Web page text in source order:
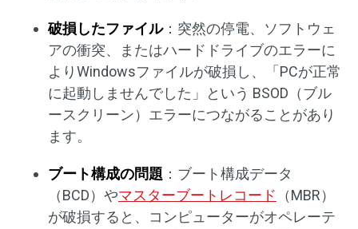
破損したファイル：突然の停電、ソフトウェ
アの衝突、またはハードドライブのエラーに
よりWindowsファイルが破損し、「PCが正常
に起動しませんでした」という BSOD（ブル
ースクリーン）エラーにつながることがあり
ます。
ブート構成の問題 ：ブート構成データ
（BCD）やマスターブートレコード （MBR）
が破損すると、コンピューターがオペレーテ